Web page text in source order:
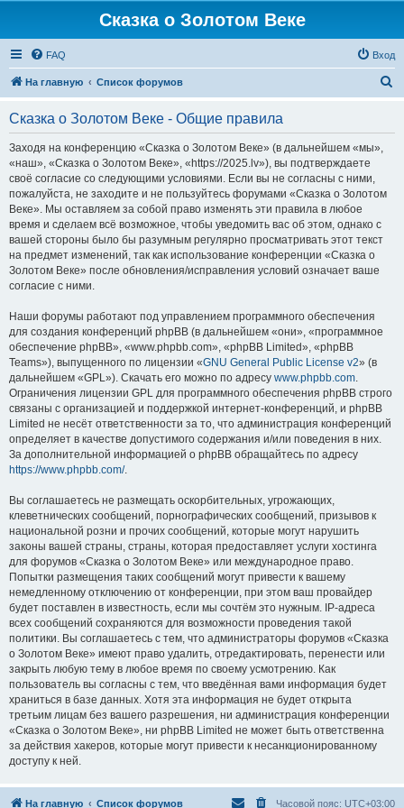
Сказка о Золотом Веке
FAQ Вход
На главную Список форумов
Сказка о Золотом Веке - Общие правила
Заходя на конференцию «Сказка о Золотом Веке» (в дальнейшем «мы»,
«наш», «Сказка о Золотом Веке», «https://2025.lv»), вы подтверждаете
своё согласие со следующими условиями. Если вы не согласны с ними,
пожалуйста, не заходите и не пользуйтесь форумами «Сказка о Золотом
Веке». Мы оставляем за собой право изменять эти правила в любое
время и сделаем всё возможное, чтобы уведомить вас об этом, однако с
вашей стороны было бы разумным регулярно просматривать этот текст
на предмет изменений, так как использование конференции «Сказка о
Золотом Веке» после обновления/исправления условий означает ваше
согласие с ними.
Наши форумы работают под управлением программного обеспечения
для создания конференций phpBB (в дальнейшем «они», «программное
обеспечение phpBB», «www.phpbb.com», «phpBB Limited», «phpBB
Teams»), выпущенного по лицензии «GNU General Public License v2» (в
дальнейшем «GPL»). Скачать его можно по адресу www.phpbb.com.
Ограничения лицензии GPL для программного обеспечения phpBB строго
связаны с организацией и поддержкой интернет-конференций, и phpBB
Limited не несёт ответственности за то, что администрация конференций
определяет в качестве допустимого содержания и/или поведения в них.
За дополнительной информацией о phpBB обращайтесь по адресу
https://www.phpbb.com/.
Вы соглашаетесь не размещать оскорбительных, угрожающих,
клеветнических сообщений, порнографических сообщений, призывов к
национальной розни и прочих сообщений, которые могут нарушить
законы вашей страны, страны, которая предоставляет услуги хостинга
для форумов «Сказка о Золотом Веке» или международное право.
Попытки размещения таких сообщений могут привести к вашему
немедленному отключению от конференции, при этом ваш провайдер
будет поставлен в известность, если мы сочтём это нужным. IP-адреса
всех сообщений сохраняются для возможности проведения такой
политики. Вы соглашаетесь с тем, что администраторы форумов «Сказка
о Золотом Веке» имеют право удалить, отредактировать, перенести или
закрыть любую тему в любое время по своему усмотрению. Как
пользователь вы согласны с тем, что введённая вами информация будет
храниться в базе данных. Хотя эта информация не будет открыта
третьим лицам без вашего разрешения, ни администрация конференции
«Сказка о Золотом Веке», ни phpBB Limited не может быть ответственна
за действия хакеров, которые могут привести к несанкционированному
доступу к ней.
На главную Список форумов Часовой пояс: UTC+03:00